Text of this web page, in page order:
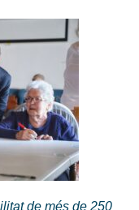
de més de 250